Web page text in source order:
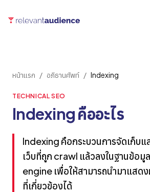
หน้าแรก / อภิธานศัพท์ / Indexing
TECHNICAL SEO
Indexing คืออะไร
Indexing คือกระบวนการจัดเก็บแ
เว็บที่ถูก crawl แล้วลงในฐานข้อมู
engine เพื่อให้สามารถนำมาแสด
ที่เกี่ยวข้องได้